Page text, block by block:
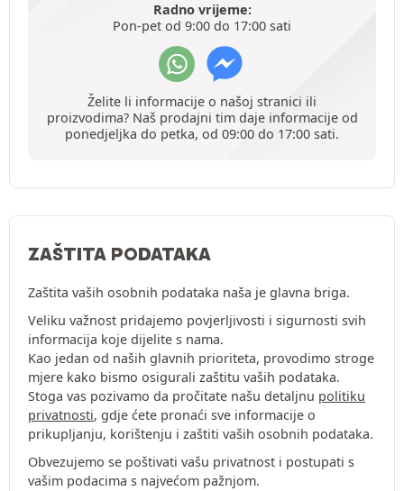
Radno vrijeme:
Pon-pet od 9:00 do 17:00 sati
Želite li informacije o našoj stranici ili
proizvodima? Naš prodajni tim daje informacije od
ponedjeljka do petka, od 09:00 do 17:00 sati.
ZAŠTITA PODATAKA
Zaštita vaših osobnih podataka naša je glavna briga.
Veliku važnost pridajemo povjerljivosti i sigurnosti svih
informacija koje dijelite s nama.
Kao jedan od naših glavnih prioriteta, provodimo stroge
mjere kako bismo osigurali zaštitu vaših podataka.
Stoga vas pozivamo da pročitate našu detaljnu politiku
privatnosti, gdje ćete pronaći sve informacije o
prikupljanju, korištenju i zaštiti vaših osobnih podataka.
Obvezujemo se poštivati vašu privatnost i postupati s
vašim podacima s najvećom pažnjom.